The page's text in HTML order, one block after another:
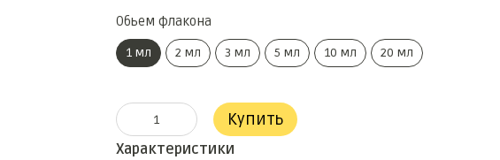
Обьем флакона
1 мл 2 мл 3 мл 5 мл 10 мл 20 мл
Купить
Характеристики